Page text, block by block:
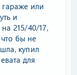
гараже или
и
215/40/17,
бы не
купил
для